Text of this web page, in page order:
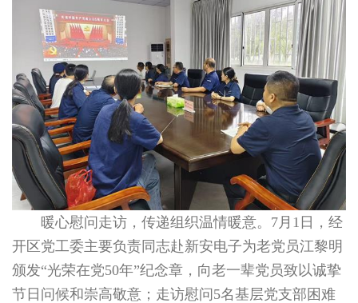
暖心慰问走访，传递组织温情暖意。7月1日，经
开区党工委主要负责同志赴新安电子为老党员江黎明
颁发“光荣在党50年”纪念章，向老一辈党员致以诚挚
节日问候和崇高敬意；走访慰问5名基层党支部困难